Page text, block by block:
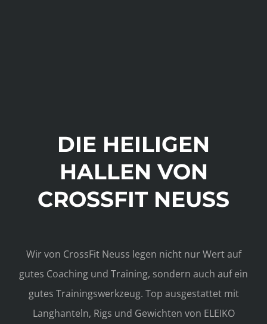
DIE HEILIGEN
HALLEN VON
CROSSFIT NEUSS
Wir von CrossFit Neuss legen nicht nur Wert auf
gutes Coaching und Training, sondern auch auf ein
gutes Trainingswerkzeug. Top ausgestattet mit
Langhanteln, Rigs und Gewichten von ELEIKO